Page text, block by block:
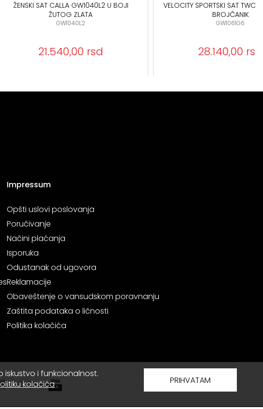
GW1040L2 U BOJI
rsd
VELOCITY SPORTSKI SAT TWO-TONE ZELENI
28.140,00 rsd
Impressum
Opšti uslovi poslovanja
Poručivanje
Načini plaćanja
Isporuka
Odustanak od ugovora
Reklamacije
Obaveštenje o vansudskom poravnanju
Zaštita podataka o ličnosti
Politika kolačića
iskustvo i funkcionalnost.
kolačića. PRIHVATAM